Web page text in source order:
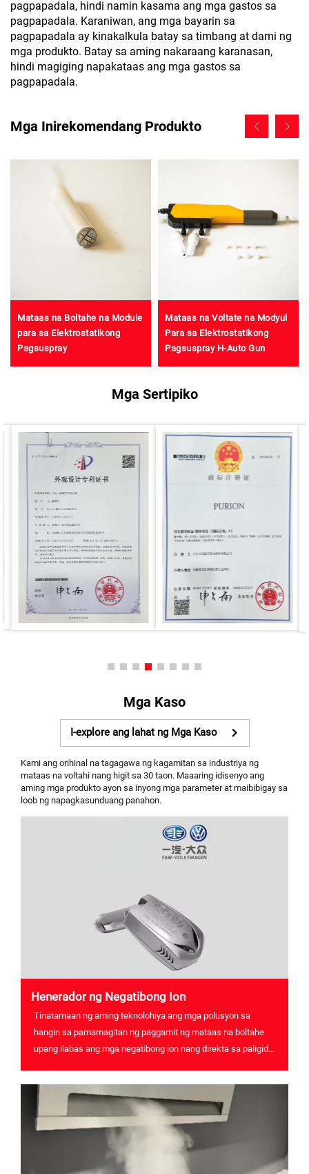
pagpapadala, hindi namin kasama ang mga gastos sa
pagpapadala. Karaniwan, ang mga bayarin sa
pagpapadala ay kinakalkula batay sa timbang at dami ng
mga produkto. Batay sa aming nakaraang karanasan,
hindi magiging napakataas ang mga gastos sa
pagpapadala.
Mga Inirekomendang Produkto
Mataas na Boltahe na Module
para sa Elektrostatikong
Pagsuspray
Mataas na Voltate na Modyul
Para sa Elektrostatikong
Pagsuspray H-Auto Gun
Mga Sertipiko
Mga Kaso
I-explore ang lahat ng Mga Kaso
Kami ang orihinal na tagagawa ng kagamitan sa industriya ng
mataas na voltahi nang higit sa 30 taon. Maaaring idisenyo ang
aming mga produkto ayon sa inyong mga parameter at maibibigay sa
loob ng napagkasunduang panahon.
Henerador ng Negatibong Ion
Tinatamaan ng aming teknolohiya ang mga polusyon sa
hangin sa pamamagitan ng paggamit ng mataas na boltahe
upang ilabas ang mga negatibong ion nang direkta sa paligid
Sa loob ng maraming dekada, kami ay isang
pinagkakatiwalaang kasosyo ng FAW-Volkswagen sa Tsina,
d...